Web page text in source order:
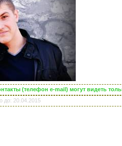
(телефон e-mail) могут видеть
до: 20.04.2015